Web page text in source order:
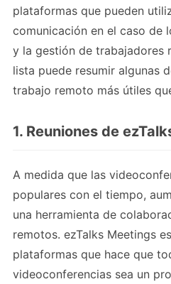
plataformas que pueden
comunicación en el caso de
y la gestión de trabajadores
lista puede resumir algunas
trabajo remoto más útiles
1. Reuniones de
A medida que las
populares con el tiempo,
una herramienta de
remotos. ezTalks Meetings
plataformas que hace que
videoconferencias sea un